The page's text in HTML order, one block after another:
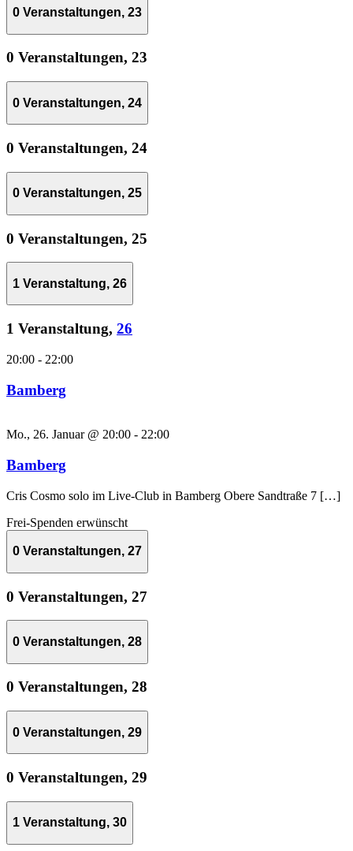
0 Veranstaltungen, 23
0 Veranstaltungen, 23
0 Veranstaltungen, 24
0 Veranstaltungen, 24
0 Veranstaltungen, 25
0 Veranstaltungen, 25
1 Veranstaltung, 26
1 Veranstaltung, 26
20:00 - 22:00
Bamberg
Mo., 26. Januar @ 20:00 - 22:00
Bamberg
Cris Cosmo solo im Live-Club in Bamberg Obere Sandtraße 7 […]
Frei-Spenden erwünscht
0 Veranstaltungen, 27
0 Veranstaltungen, 27
0 Veranstaltungen, 28
0 Veranstaltungen, 28
0 Veranstaltungen, 29
0 Veranstaltungen, 29
1 Veranstaltung, 30